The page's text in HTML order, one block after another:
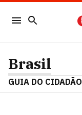
Brasil
GUIA DO CIDADÃO